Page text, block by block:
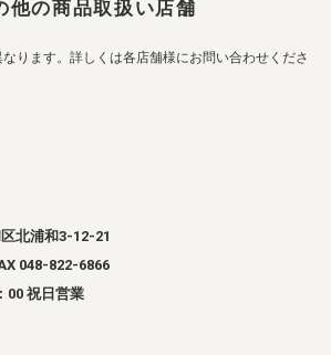
他の商品取扱い店舗
ります。詳しくは各店舗様にお問い合わせくださ
北浦和3-12-21
048-822-6866
00 祝日営業